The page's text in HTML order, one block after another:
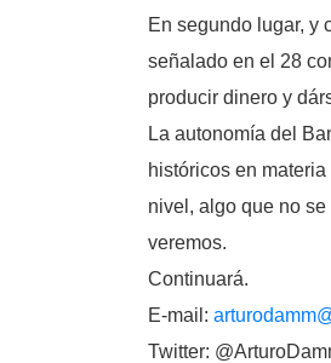
En segundo lugar, y
señalado en el 28
producir dinero y
La autonomía del
históricos en
nivel, algo que no
veremos.
Continuará.
E-mail:
Twitter: